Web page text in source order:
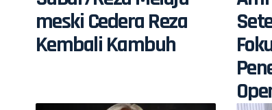
meski Cedera Reza
Kembali Kambuh